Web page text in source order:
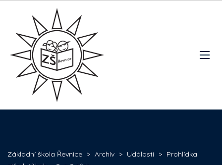
Základní škola Řevnice > Archív > Události > Prohlídka